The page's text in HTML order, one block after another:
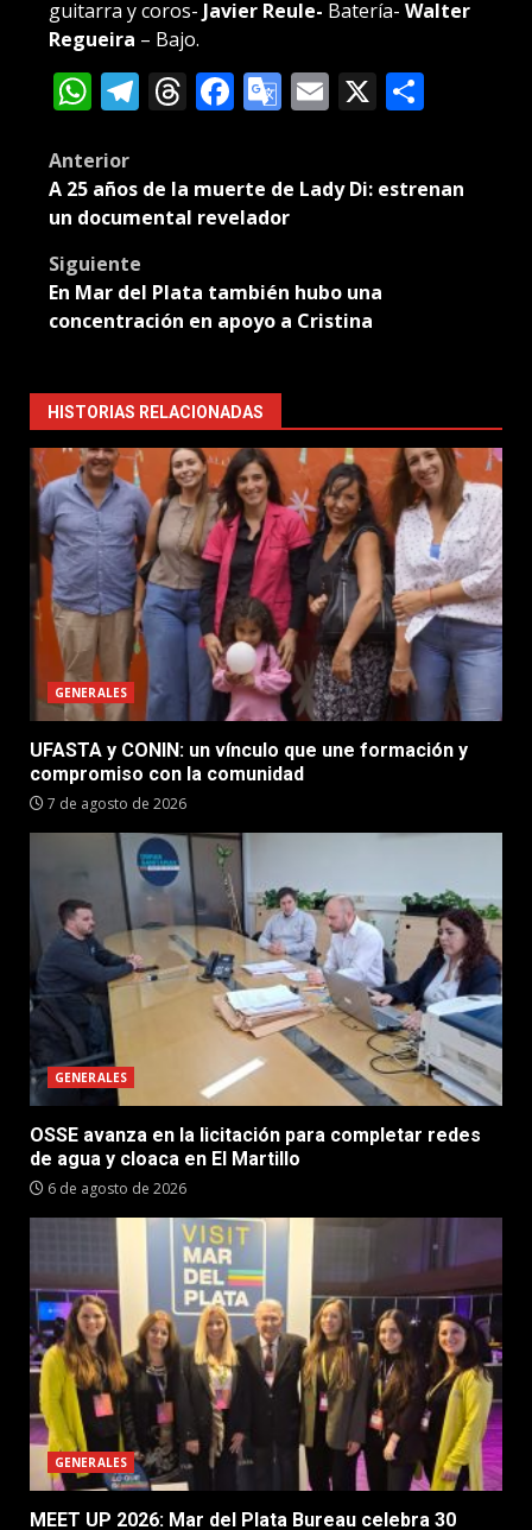
guitarra y coros- Javier Reule- Batería- Walter
Regueira – Bajo.
WhatsApp
Telegram
Threads
Facebook
Google
Email
X
Post
navigation
Anterior
A 25 años de la muerte de Lady Di: estrenan
un documental revelador
Siguiente
En Mar del Plata también hubo una
concentración en apoyo a Cristina
HISTORIAS RELACIONADAS
GENERALES
UFASTA y CONIN: un vínculo que une formación y
compromiso con la comunidad
7 de agosto de 2026
GENERALES
OSSE avanza en la licitación para completar redes
de agua y cloaca en El Martillo
6 de agosto de 2026
GENERALES
MEET UP 2026: Mar del Plata Bureau celebra 30